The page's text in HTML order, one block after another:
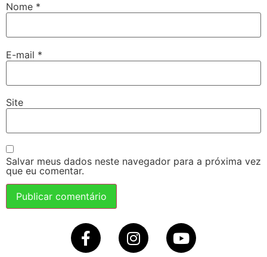
Nome *
E-mail *
Site
Salvar meus dados neste navegador para a próxima vez
que eu comentar.